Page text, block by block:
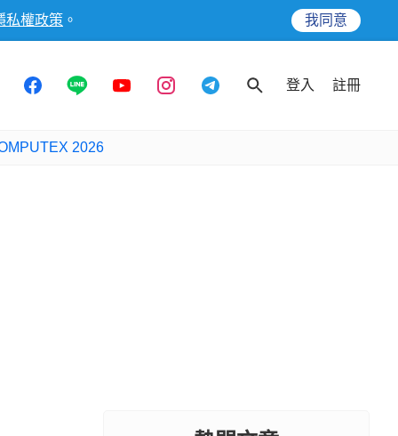
私權政策 。 我同意
登入 註冊
2026